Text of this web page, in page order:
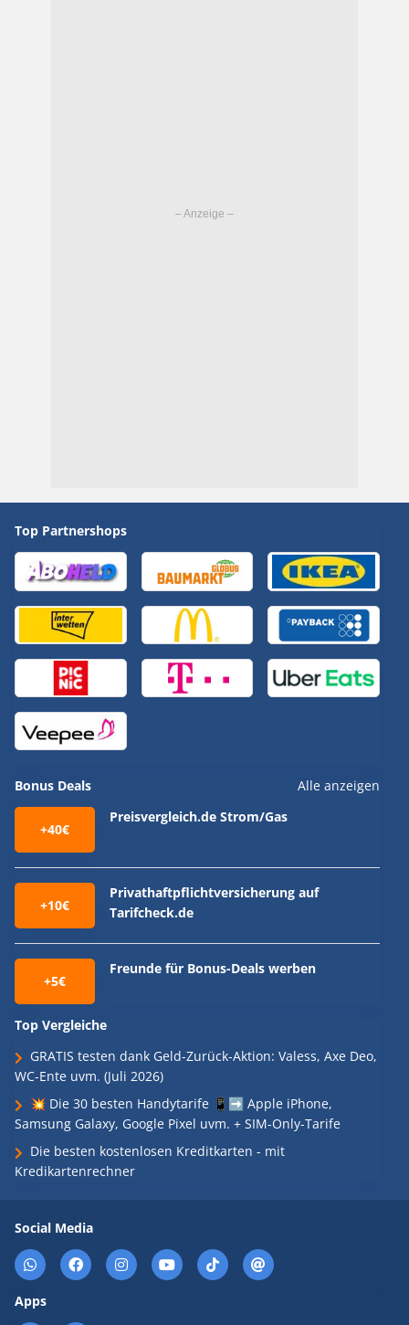
Top Partnershops
Bonus Deals Alle anzeigen
+40€
Preisvergleich.de Strom/Gas
+10€
Privathaftpflichtversicherung auf
Tarifcheck.de
+5€
Freunde für Bonus-Deals werben
Top Vergleiche
GRATIS testen dank Geld-Zurück-Aktion: Valess, Axe Deo,
WC-Ente uvm. (Juli 2026)
💥 Die 30 besten Handytarife 📱➡️ Apple iPhone,
Samsung Galaxy, Google Pixel uvm. + SIM-Only-Tarife
Die besten kostenlosen Kreditkarten - mit
Kredikartenrechner
Social Media
Apps